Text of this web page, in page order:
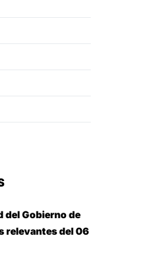
del Gobierno de
relevantes del 06